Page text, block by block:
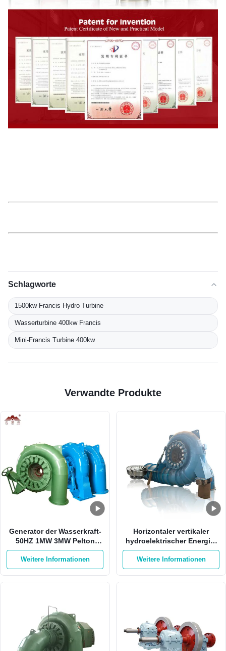
Schlagworte
1500kw Francis Hydro Turbine
Wasserturbine 400kw Francis
Mini-Francis Turbine 400kw
Verwandte Produkte
Generator der Wasserkraft-
50HZ 1MW 3MW Pelton
Francis Hydro Turbine
Weitere Informationen
Horizontaler vertikaler
hydroelektrischer Energie-
Faktor des Stromgenerator-
2000kw 0,8
Weitere Informationen